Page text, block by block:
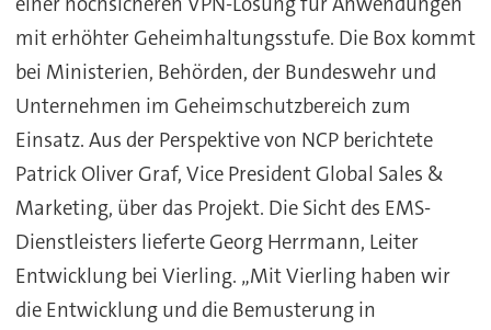
mit erhöhter Geheimhaltungsstufe. Die Box kommt
bei Ministerien, Behörden, der Bundeswehr und
Unternehmen im Geheimschutzbereich zum
Einsatz. Aus der Perspektive von NCP berichtete
Patrick Oliver Graf, Vice President Global Sales &
Marketing, über das Projekt. Die Sicht des EMS-
Dienstleisters lieferte Georg Herrmann, Leiter
Entwicklung bei Vierling. „Mit Vierling haben wir
die Entwicklung und die Bemusterung in